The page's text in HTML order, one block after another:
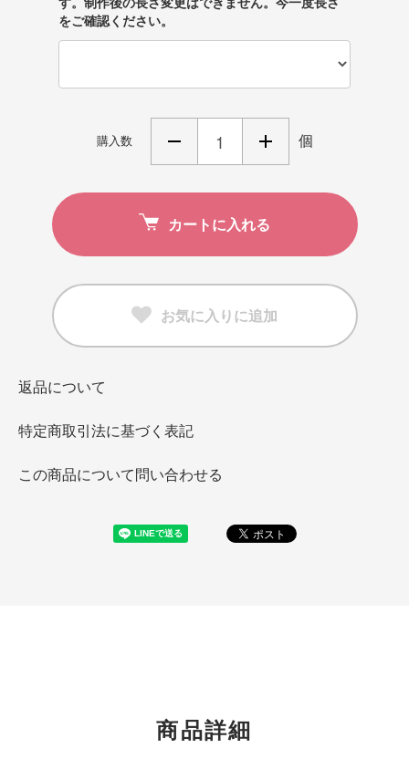
をご確認ください。
購入数 個
カートに入れる
お気に入りに追加
返品について
特定商取引法に基づく表記
この商品について問い合わせる
商品詳細